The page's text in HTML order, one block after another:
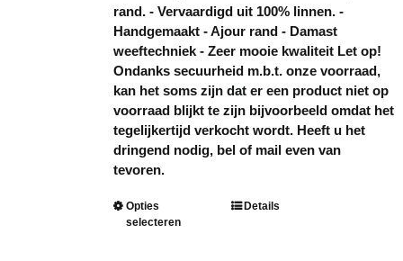
rand. - Vervaardigd uit 100% linnen. -
Handgemaakt - Ajour rand - Damast
weeftechniek - Zeer mooie kwaliteit Let op!
Ondanks secuurheid m.b.t. onze voorraad,
kan het soms zijn dat er een product niet op
voorraad blijkt te zijn bijvoorbeeld omdat het
tegelijkertijd verkocht wordt. Heeft u het
dringend nodig, bel of mail even van
tevoren.
Opties
selecteren
DitDetails